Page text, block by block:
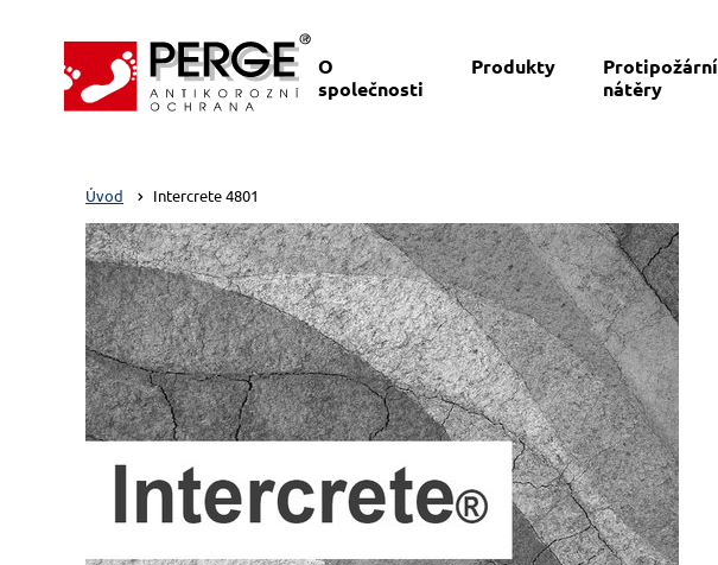
O
společnosti
Produkty
Protipožární
nátěry
Úvod Intercrete 4801